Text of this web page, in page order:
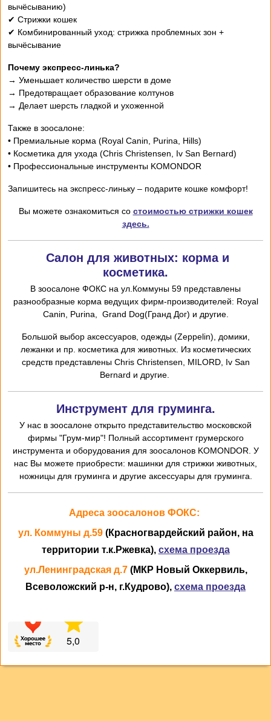
вычёсыванию)
✔ Стрижки кошек
✔ Комбинированный уход: стрижка проблемных зон +
вычёсывание
Почему экспресс-линька?
→ Уменьшает количество шерсти в доме
→ Предотвращает образование колтунов
→ Делает шерсть гладкой и ухоженной
Также в зоосалоне:
• Премиальные корма (Royal Canin, Purina, Hills)
• Косметика для ухода (Chris Christensen, Iv San Bernard)
• Профессиональные инструменты KOMONDOR
Запишитесь на экспресс-линьку – подарите кошке комфорт!
Вы можете ознакомиться со стоимостью стрижки кошек
здесь.
Салон для животных: корма и
косметика.
В зоосалоне ФОКС на ул.Коммуны 59 представлены
разнообразные корма ведущих фирм-производителей: Royal
Canin, Purina, Grand Dog(Гранд Дог) и другие.
Большой выбор аксессуаров, одежды (Zeppelin), домики,
лежанки и пр. косметика для животных. Из косметических
средств представлены ChrisChristensen, MILORD, Iv San
Bernard и другие.
Инструмент для груминга.
У нас в зоосалоне открыто представительство московской
фирмы "Грум-мир"! Полный ассортимент грумерского
инструмента и оборудования для зоосалонов KOMONDOR. У
нас Вы можете приобрести: машинки для стрижки животных,
ножницы для груминга и другие аксессуары для груминга.
Адреса зоосалонов ФОКС:
ул. Коммуны д.59 (Красногвардейский район, на
территории т.к.Ржевка), схема проезда
ул.Ленинградская д.7 (МКР Новый Оккервиль,
Всеволожский р-н, г.Кудрово), схема проезда